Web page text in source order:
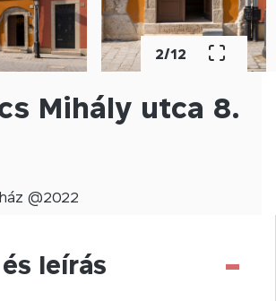
2/12
Mihály utca 8.
ház @2022
leírás -